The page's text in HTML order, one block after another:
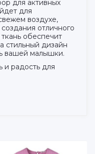
для активных
для
воздухе,
отличного
обеспечит
стильный дизайн
вашей малышки.
и радость для